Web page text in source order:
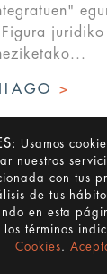
Usamos
nuestros
con tus
de tus
en esta
los términos
Cookies.
>